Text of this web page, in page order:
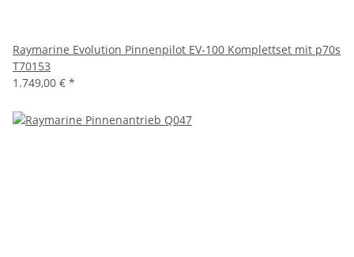
Raymarine Evolution Pinnenpilot EV-100 Komplettset mit p70s
T70153
1.749,00 € *